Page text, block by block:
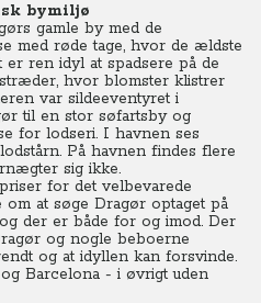
bymiljø
gamle by med de
med røde tage, hvor de ældste
er ren idyl at spadsere på de
hvor blomster klistrer
var sildeeventyret i
til en stor søfartsby og
for lodseri. I havnen ses
På havnen findes flere
sig ikke.
for det velbevarede
at søge Dragør optaget på
der er både for og imod. Der
og nogle beboerne
og at idyllen kan forsvinde.
Barcelona - i øvrigt uden